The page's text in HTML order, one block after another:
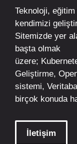
Teknoloji,
kendimizi
Sitemizde yer
başta olmak
üzere;
Geliştirme,
sistemi,
birçok konuda
İletişim